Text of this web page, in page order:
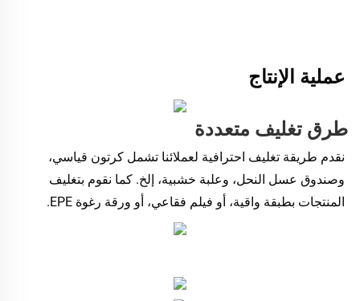
عملية الإنتاج
طرق تغليف متعددة
المنتجات بطبقة واقية، أو فيلم فقاعي، أو ورقة رغوة EPE.